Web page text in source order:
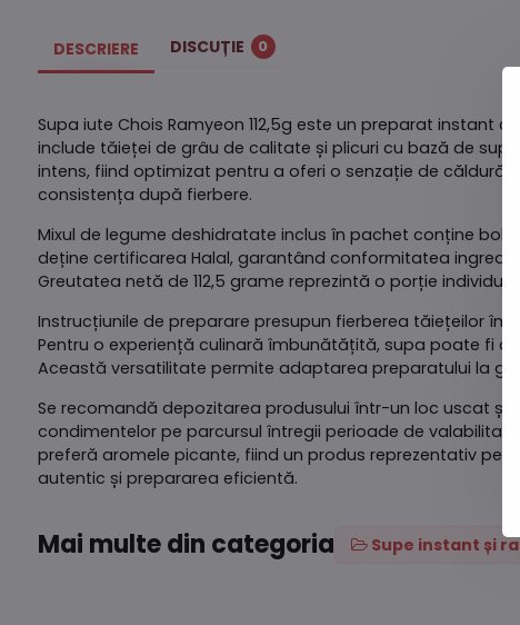
DESCRIERE DISCUȚIE 0
Supa iute Chois Ramyeon 112,5g este un preparat
include tăieței de grâu de calitate și plicuri cu bază de
intens, fiind optimizat pentru a oferi o senzație de
consistența după fierbere.
Mixul de legume deshidratate inclus în pachet conține
deține certificarea Halal, garantând conformitatea
Greutatea netă de 112,5 grame reprezintă o porție
Instrucțiunile de preparare presupun fierberea tăiețeilor
Pentru o experiență culinară îmbunătățită, supa poate fi
Această versatilitate permite adaptarea preparatului la
Se recomandă depozitarea produsului într-un loc uscat și
condimentelor pe parcursul întregii perioade de
preferă aromele picante, fiind un produs reprezentativ
autentic și prepararea eficientă.
Mai multe din categoria Supe instant și